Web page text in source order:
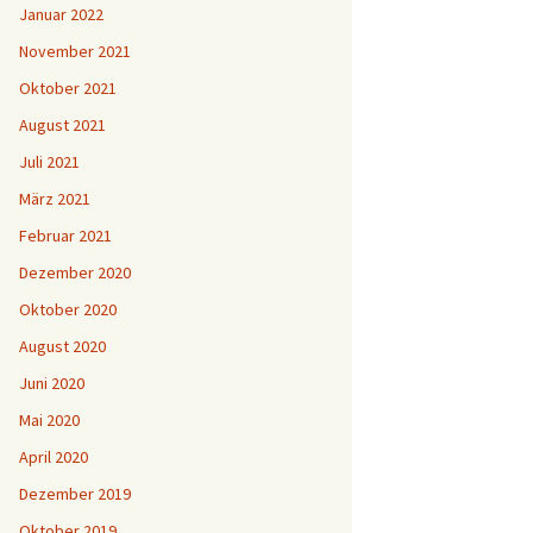
Januar 2022
November 2021
Oktober 2021
August 2021
Juli 2021
März 2021
Februar 2021
Dezember 2020
Oktober 2020
August 2020
Juni 2020
Mai 2020
April 2020
Dezember 2019